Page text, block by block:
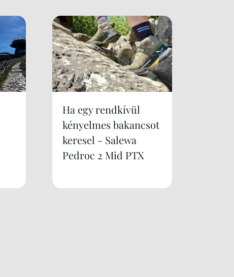
Ha egy rendkívül
kényelmes bakancsot
keresel - Salewa
Pedroc 2 Mid PTX